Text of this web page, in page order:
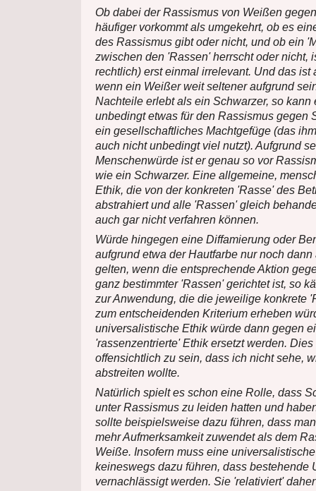
Ob dabei der Rassismus von Weißen
häufiger vorkommt als umgekehrt, ob es
des Rassismus gibt oder nicht, und ob ein
zwischen den 'Rassen' herrscht oder nicht,
rechtlich) erst einmal irrelevant. Und das ist
wenn ein Weißer weit seltener aufgrund
Nachteile erlebt als ein Schwarzer, so kann
unbedingt etwas für den Rassismus gegen
ein gesellschaftliches Machtgefüge (das
auch nicht unbedingt viel nutzt). Aufgrund
Menschenwürde ist er genau so vor
wie ein Schwarzer. Eine allgemeine,
Ethik, die von der konkreten 'Rasse' des
abstrahiert und alle 'Rassen' gleich
auch gar nicht verfahren können.
Würde hingegen eine Diffamierung oder
aufgrund etwa der Hautfarbe nur noch
gelten, wenn die entsprechende Aktion
ganz bestimmter 'Rassen' gerichtet ist, so
zur Anwendung, die die jeweilige konkrete
zum entscheidenden Kriterium erheben
universalistische Ethik würde dann gegen
'rassenzentrierte' Ethik ersetzt werden.
offensichtlich zu sein, dass ich nicht sehe,
abstreiten wollte.
Natürlich spielt es schon eine Rolle, dass
unter Rassismus zu leiden hatten und
sollte beispielsweise dazu führen, dass
mehr Aufmerksamkeit zuwendet als dem
Weiße. Insofern muss eine
keineswegs dazu führen, dass bestehende
vernachlässigt werden. Sie 'relativiert'